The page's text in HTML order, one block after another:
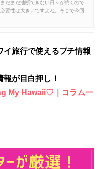
だまだ油断できない日々が続くので
要性は大きいですよね。そこで今回
イ旅行で使えるプチ情報
が目白押し！
My Hawaii♡｜コラム一